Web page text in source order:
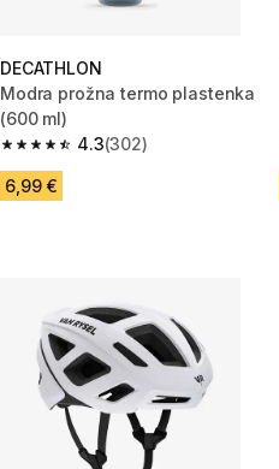
DECATHLON
Modra prožna termo plastenka
(600 ml)
4.3
4.3 od 5 zvezdic from 302 ocene
(302)
6,99 €